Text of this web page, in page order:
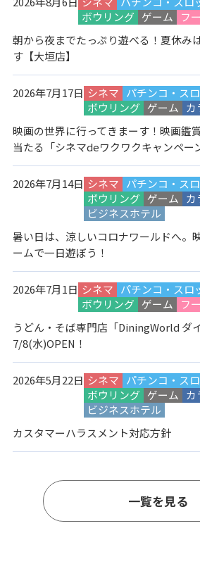
ボウリング ゲーム
フ
朝から夜までたっぷり遊べる！夏休み
す【大垣店】
2026年7月17日 シネマ パチンコ・ス
ボウリング ゲーム カ
映画の世界に行ってきまーす！映画鑑
当たる「シネマdeワクワクキャンペー
2026年7月14日 シネマ パチンコ・ス
ボウリング ゲーム カ
ビジネスホテル
暑い日は、涼しいコロナワールドへ。
ームで一日遊ぼう！
2026年7月1日 シネマ パチンコ・スロ
ボウリング ゲーム
フ
うどん・そば専門店「DiningWorld ダ
7/8(水)OPEN！
2026年5月22日 シネマ パチンコ・ス
ボウリング ゲーム カ
ビジネスホテル
カスタマーハラスメント対応方針
一覧を見る